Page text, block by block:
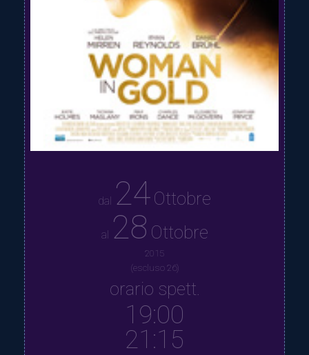
dal 24 Ottobre
al 28 Ottobre
2015
(escluso 26)
orario spett.
19:00
21:15